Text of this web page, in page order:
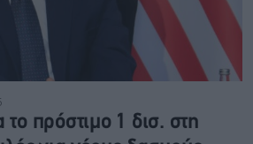
πρόστιμο 1 δισ. στη